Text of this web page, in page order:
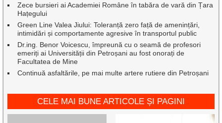
Zece bursieri ai Academiei Române în tabăra de vară din Țara
Hațegului
Green Line Valea Jiului: Toleranță zero față de amenințări,
intimidări și comportamente agresive în transportul public
Dr.ing. Benor Voicescu, împreună cu o seamă de profesori
emeriți ai Universității din Petroșani au fost onorați de
Facultatea de Mine
Continuă asfaltările, pe mai multe artere rutiere din Petroșani
CELE MAI BUNE ARTICOLE ȘI PAGINI